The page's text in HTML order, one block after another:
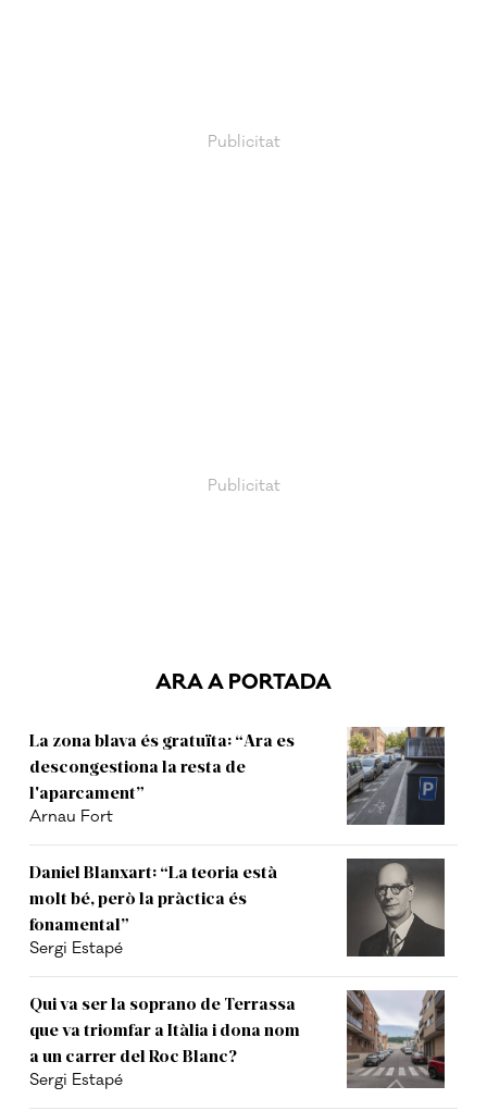
ARA A PORTADA
La zona blava és gratuïta: “Ara es
descongestiona la resta de
l'aparcament”
Arnau Fort
Daniel Blanxart: “La teoria està
molt bé, però la pràctica és
fonamental”
Sergi Estapé
Qui va ser la soprano de Terrassa
que va triomfar a Itàlia i dona nom
a un carrer del Roc Blanc?
Sergi Estapé